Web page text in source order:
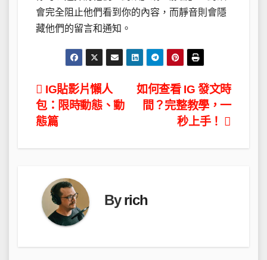
會完全阻止他們看到你的內容，而靜音則會隱
藏他們的留言和通知。
文
章
導
如何查看 IG 發文時
間？完整教學，一
秒上手！
IG貼影片懶人
包：限時動態、動
態篇
Byrich